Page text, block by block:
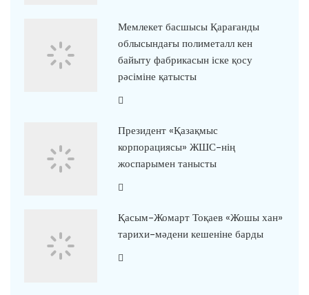
Мемлекет басшысы Қарағанды
облысындағы полиметалл кен
байыту фабрикасын іске қосу
рәсіміне қатысты
Президент «Қазақмыс
корпорациясы» ЖШС-нің
жоспарымен танысты
Қасым-Жомарт Тоқаев «Жошы хан»
тарихи-мәдени кешеніне барды